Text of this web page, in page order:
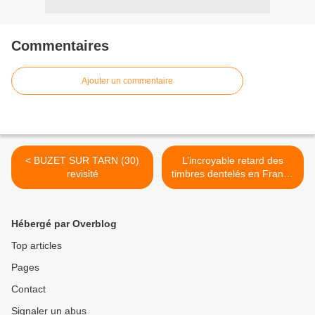
Commentaires
Ajouter un commentaire
< BUZET SUR TARN (30)
revisité
L’incroyable retard des
timbres dentelés en France
>
Hébergé par Overblog
Top articles
Pages
Contact
Signaler un abus